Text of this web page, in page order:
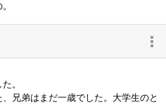
。
兄弟はまだ一歳でした。大学生のと